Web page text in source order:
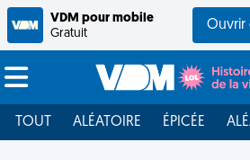
VDM pour mobile
Gratuit
Ouvrir
TOUT ALÉATOIRE ÉPICÉE